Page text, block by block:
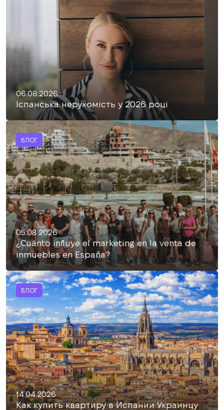
06.08.2026
Іспанська нерухомість у 2026 році
БЛОГ
05.08.2026
¿Cuánto influye el marketing en la venta de
inmuebles en España?
БЛОГ
14.04.2026
Как купить квартиру в Испании Украинцу